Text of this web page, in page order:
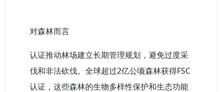
对森林而言
认证推动林场建立长期管理规划，避免过度采
伐和非法砍伐。全球超过2亿公顷森林获得FSC
认证，这些森林的生物多样性保护和生态功能